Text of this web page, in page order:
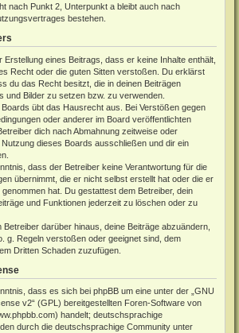
nach Punkt 2, Unterpunkt a bleibt auch nach
bestehen.
Erstellung eines Beitrags, dass er keine Inhalte enthält,
Recht oder die guten Sitten verstoßen. Du erklärst
du das Recht besitzt, die in deinen Beiträgen
und Bilder zu setzen bzw. zu verwenden.
übt das Hausrecht aus. Bei Verstößen gegen
oder anderer im Board veröffentlichten
dich nach Abmahnung zeitweise oder
dieses Boards ausschließen und dir ein
dass der Betreiber keine Verantwortung für die
übernimmt, die er nicht selbst erstellt hat oder die er
hat. Du gestattest dem Betreiber, dein
und Funktionen jederzeit zu löschen oder zu
Betreiber darüber hinaus, deine Beiträge abzuändern,
g. Regeln verstoßen oder geeignet sind, dem
Dritten Schaden zuzufügen.
dass es sich bei phpBB um eine unter der „GNU
v2“ (GPL) bereitgestellten Foren-Software von
) handelt; deutschsprachige
durch die deutschsprachige Community unter